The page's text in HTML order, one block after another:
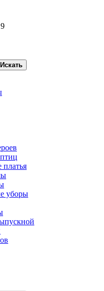
Искать
платья
уборы